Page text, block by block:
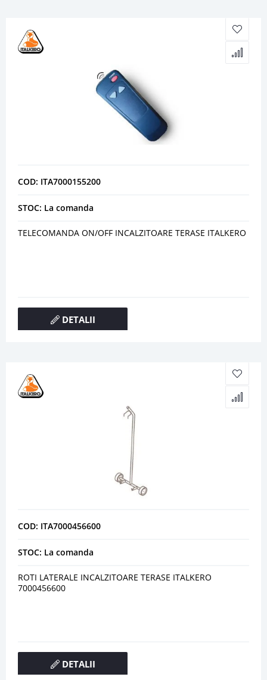
COD: ITA7000155200
STOC: La comanda
TELECOMANDA ON/OFF INCALZITOARE TERASE ITALKERO
DETALII
COD: ITA7000456600
STOC: La comanda
ROTI LATERALE INCALZITOARE TERASE ITALKERO
7000456600
DETALII